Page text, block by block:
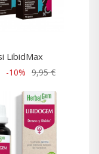
LibidMax
-10% 9,95 €